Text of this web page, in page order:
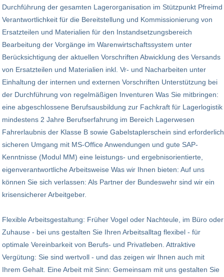
Durchführung der gesamten Lagerorganisation im Stützpunkt Pfreimd
Verantwortlichkeit für die Bereitstellung und Kommissionierung von
Ersatzteilen und Materialien für den Instandsetzungsbereich
Bearbeitung der Vorgänge im Warenwirtschaftssystem unter
Berücksichtigung der aktuellen Vorschriften Abwicklung des Versands
von Ersatzteilen und Materialien inkl. Vr- und Nacharbeiten unter
Einhaltung der internen und externen Vorschriften Unterstützung bei
der Durchführung von regelmäßigen Inventuren Was Sie mitbringen:
eine abgeschlossene Berufsausbildung zur Fachkraft für Lagerlogistik
mindestens 2 Jahre Berufserfahrung im Bereich Lagerwesen
Fahrerlaubnis der Klasse B sowie Gabelstaplerschein sind erforderlich
sicheren Umgang mit MS-Office Anwendungen und gute SAP-
Kenntnisse (Modul MM) eine leistungs- und ergebnisorientierte,
eigenverantwortliche Arbeitsweise Was wir Ihnen bieten: Auf uns
können Sie sich verlassen: Als Partner der Bundeswehr sind wir ein
krisensicherer Arbeitgeber.
Flexible Arbeitsgestaltung: Früher Vogel oder Nachteule, im Büro oder
Zuhause - bei uns gestalten Sie Ihren Arbeitsalltag flexibel - für
optimale Vereinbarkeit von Berufs- und Privatleben. Attraktive
Vergütung: Sie sind wertvoll - und das zeigen wir Ihnen auch mit
Ihrem Gehalt. Eine Arbeit mit Sinn: Gemeinsam mit uns gestalten Sie